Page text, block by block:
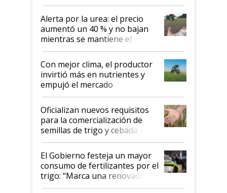
Alerta por la urea: el precio
aumentó un 40 % y no bajan
mientras se mantiene el
conflicto en Medio Oriente
Con mejor clima, el productor
invirtió más en nutrientes y
empujó el mercado
Oficializan nuevos requisitos
para la comercialización de
semillas de trigo y cebada a
granel
El Gobierno festeja un mayor
consumo de fertilizantes por el
trigo: “Marca una renovada
confianza de los productores”